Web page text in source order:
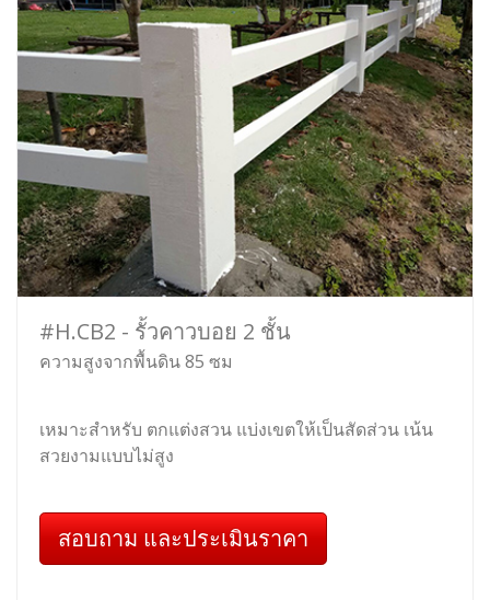
#H.CB2 - รั้วคาวบอย 2 ชั้น
ความสูงจากพื้นดิน 85 ซม
เหมาะสำหรับ ตกแต่งสวน แบ่งเขตให้เป็นสัดส่วน เน้น
สวยงามแบบไม่สูง
สอบถาม และประเมินราคา